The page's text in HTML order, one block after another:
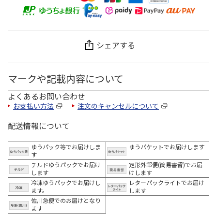
シェアする
マークや記載内容について
よくあるお問い合わせ
お支払い方法 注文のキャンセルについて
配送情報について
ゆうパック等でお届けしま
す
ゆうパケットでお届けします
チルドゆうパックでお届け
します
定形外郵便(簡易書留)でお届
けします
冷凍ゆうパックでお届けし
ます。
レターパックライトでお届け
します
佐川急便でのお届けとなり
ます